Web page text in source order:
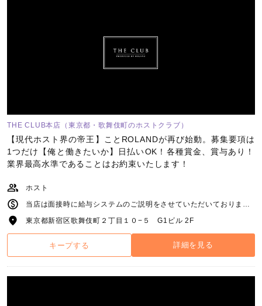
THE CLUB本店（東京都・歌舞伎町のホストクラブ）
【現代ホスト界の帝王】ことROLANDが再び始動。募集要項は
1つだけ【俺と働きたいか】日払いOK！各種賞金、賞与あり！
業界最高水準であることはお約束いたします！
ホスト
当店は面接時に給与システムのご説明をさせていただいております ただ一つ 業界最高水準であることはお約束いたします
東京都新宿区歌舞伎町２丁目１０−５ G1ビル 2F
キープする 詳細を見る